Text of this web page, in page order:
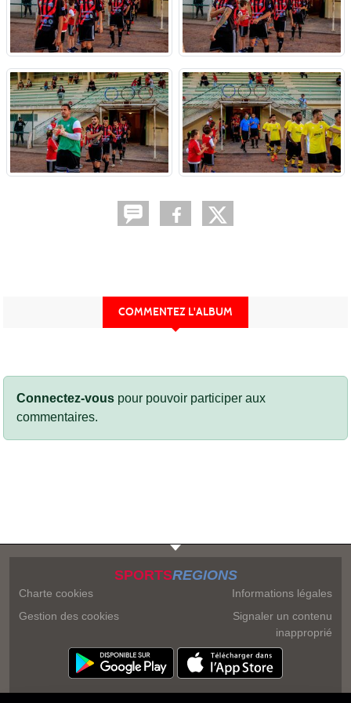
COMMENTEZ L'ALBUM
Connectez-vous pour pouvoir participer aux
commentaires.
SPORTSREGIONS
Charte cookies
Gestion des cookies
Informations légales
Signaler un contenu
inapproprié